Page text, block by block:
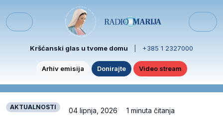
Menu
Kršćanski glas u tvome domu +385 1 2327000
Arhiv emisija Donirajte Video stream
AKTUALNOSTI 04 lipnja, 2026 1 minuta čitanja